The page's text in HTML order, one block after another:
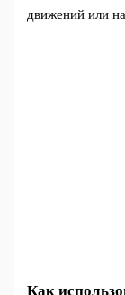
движений или
Как